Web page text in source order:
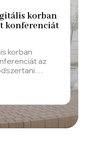
korban
konferenciát
korban
az